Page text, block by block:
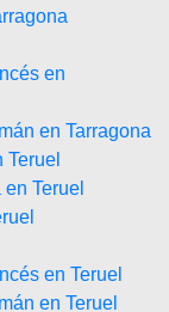
en
en Tarragona
Teruel
en Teruel
en Teruel